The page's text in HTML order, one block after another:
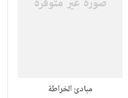
مبادئ الخراطة